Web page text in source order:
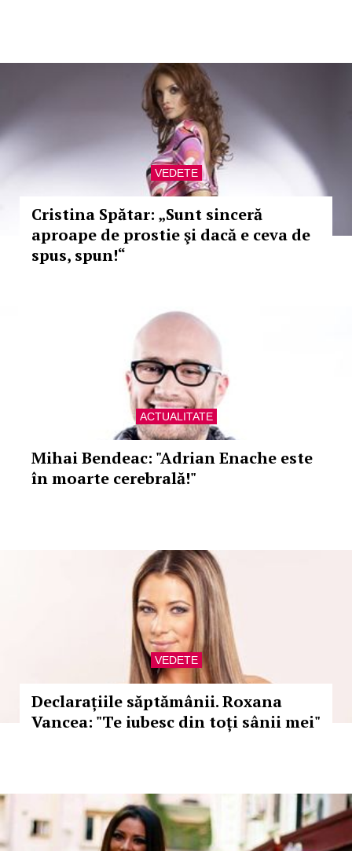
VEDETE
Cristina Spătar: „Sunt sinceră
aproape de prostie şi dacă e ceva de
spus, spun!“
ACTUALITATE
Mihai Bendeac: "Adrian Enache este
în moarte cerebrală!"
VEDETE
Declarațiile săptămânii. Roxana
Vancea: "Te iubesc din toți sânii mei"